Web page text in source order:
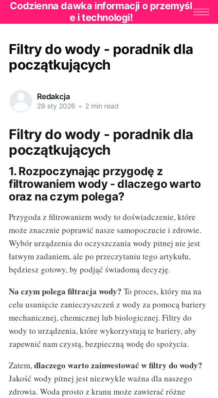
Codzienna dawka informacji o przemyśl
e i technologi!
Filtry do wody - poradnik dla
początkujących
Redakcja
29 sty 2026 • 2 min read
Filtry do wody - poradnik dla
początkujących
1. Rozpoczynając przygodę z
filtrowaniem wody - dlaczego warto
oraz na czym polega?
Przygoda z filtrowaniem wody to doświadczenie, które
może znacznie poprawić nasze samopoczucie i zdrowie.
Wybór urządzenia do oczyszczania wody pitnej nie jest
łatwym zadaniem, ale po przeczytaniu tego artykułu,
będziesz gotowy, by podjąć świadomą decyzję.
Na czym polega filtracja wody? To proces, który ma na
celu usunięcie zanieczyszczeń z wody za pomocą bariery
mechanicznej, chemicznej lub biologicznej. Filtry do
wody to urządzenia, które wykorzystują te bariery, aby
zapewnić nam czystą, bezpieczną wodę do spożycia.
Zatem,dlaczego warto zainwestować w filtry do wody?
Jakość wody pitnej jest niezwykle ważna dla naszego
zdrowia. Woda prosto z kranu może zawierać różne